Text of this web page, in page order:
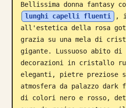
Blog
Aggiornamenti
Bellissima donna fantasy
lunghi capelli fluenti
,
all'estetica della rosa
grazia su una mela di
gigante. Lussuoso abito di
decorazioni in cristallo
eleganti, pietre
atmosfera da palazzo dark
di colori nero e rosso,